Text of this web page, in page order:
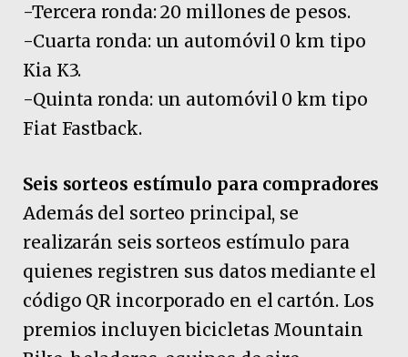
-Tercera ronda: 20 millones de pesos.
-Cuarta ronda: un automóvil 0 km tipo
Kia K3.
-Quinta ronda: un automóvil 0 km tipo
Fiat Fastback.
Seis sorteos estímulo para compradores
Además del sorteo principal, se
realizarán seis sorteos estímulo para
quienes registren sus datos mediante el
código QR incorporado en el cartón. Los
premios incluyen bicicletas Mountain